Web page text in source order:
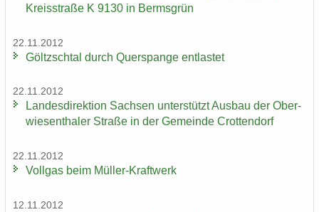
Kreis­stra­ße K 9130 in Berms­grün
22.11.2012
Göltzsch­tal durch Quer­span­ge ent­las­tet
22.11.2012
Lan­des­di­rek­ti­on Sach­sen un­ter­stützt Aus­bau der Ober­
wie­sen­tha­ler Stra­ße in der Ge­mein­de Crot­ten­dorf
22.11.2012
Voll­gas beim Müller-​Kraftwerk
12.11.2012